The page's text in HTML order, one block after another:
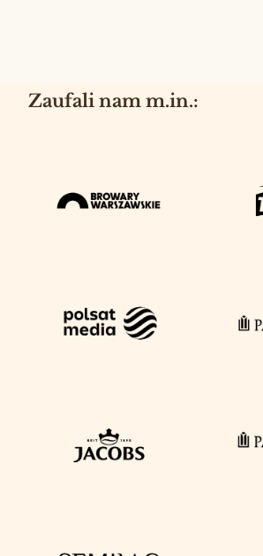
Zaufali nam m.in.: